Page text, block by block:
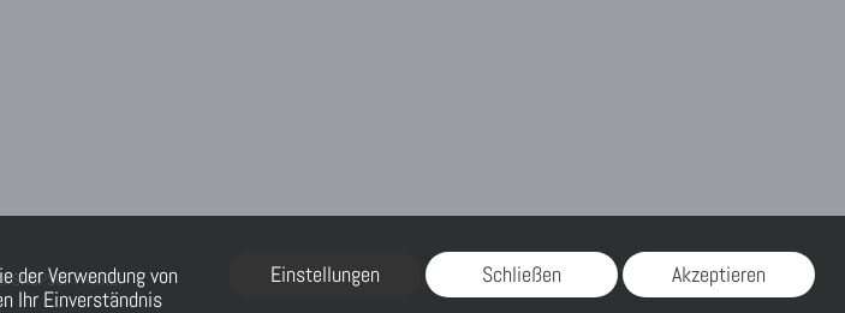
der Verwendung von
Ihr Einverständnis
Einstellungen Schließen Akzeptieren
SHOPSOFTWARE